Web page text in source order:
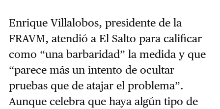
Enrique Villalobos, presidente de la
FRAVM, atendió a El Salto para calificar
como “una barbaridad” la medida y que
“parece más un intento de ocultar
pruebas que de atajar el problema”.
Aunque celebra que haya algún tipo de